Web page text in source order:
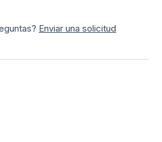
Enviar una solicitud